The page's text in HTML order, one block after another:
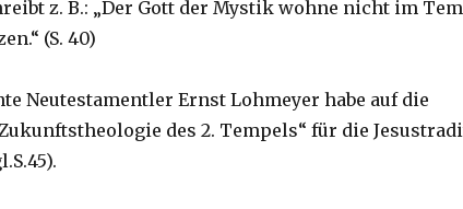
z. B.: „Der Gott der Mystik wohne nicht im
(S. 40)
Neutestamentler Ernst Lohmeyer habe auf die
des 2. Tempels“ für die